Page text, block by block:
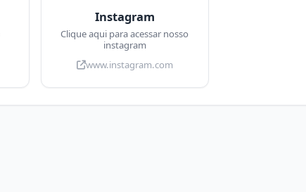
Instagram
Clique aqui para acessar nosso
instagram
www.instagram.com